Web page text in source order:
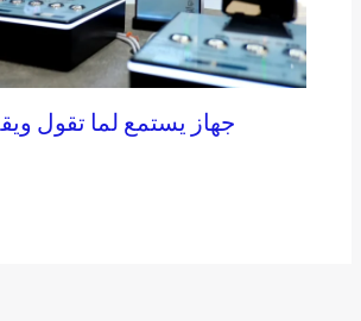
جهاز يستمع لما تقول